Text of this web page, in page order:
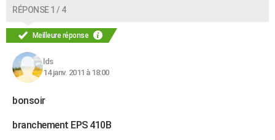
RÉPONSE 1 / 4
Meilleure réponse
lds
14 janv. 2011 à 18:00
bonsoir
branchement EPS 410B